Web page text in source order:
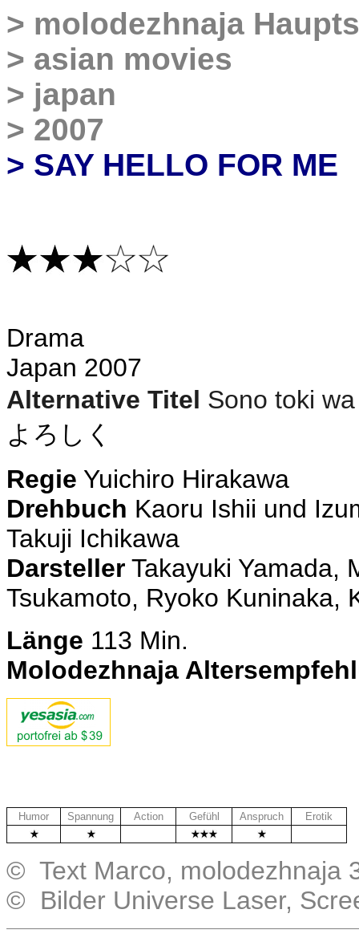
> molodezhnaja
> asian movies
> japan
> 2007
> SAY HELLO FOR ME
Drama
Japan 2007
Alternative Titel Sono toki
よろしく
Regie Yuichiro Hirakawa
Drehbuch Kaoru Ishii und
Takuji Ichikawa
Darsteller Takayuki Yamada,
Tsukamoto, Ryoko Kuninaka,
Länge 113 Min.
Molodezhnaja
Humor Spannung Action Gefühl Anspruch
Erotik
© Text Marco, molodezhnaja
© Bilder Universe Laser,